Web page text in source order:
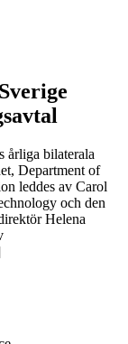
årliga bilaterala
Department of
leddes av Carol
och den
Helena